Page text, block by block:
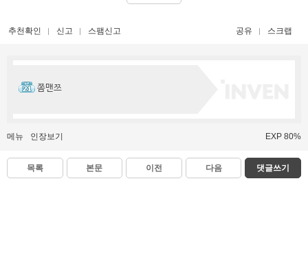
추천확인 신고 스팸신고 공유 스크랩
쫌맨쯔
메뉴 인장보기 EXP 80%
목록 본문 이전 다음 댓글쓰기